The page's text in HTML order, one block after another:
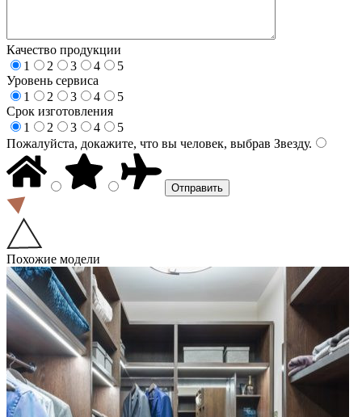
Качество продукции
1
2 3 4
5
Уровень сервиса
1
2 3 4
5
Срок изготовления
1
2 3 4
5
Пожалуйста, докажите, что вы человек, выбрав Звезду.
Похожие модели